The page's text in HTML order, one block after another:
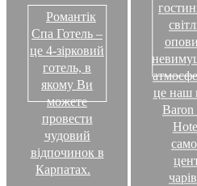
Романтік
Спа Готель –
це 4-зірковий
готель, в
якому Ви
можете
провести
чудовий
відпочинок в
Карпатах.
це наш
Baron